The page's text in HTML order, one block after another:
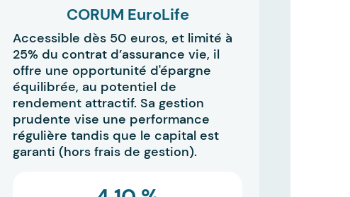
CORUM EuroLife
Accessible dès 50 euros, et limité à
25% du contrat d’assurance vie, il
offre une opportunité d'épargne
équilibrée, au potentiel de
rendement attractif. Sa gestion
prudente vise une performance
régulière tandis que le capital est
garanti (hors frais de gestion).